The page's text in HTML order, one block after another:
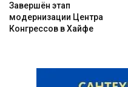
Завершён этап
модернизации Центра
Конгрессов в Хайфе